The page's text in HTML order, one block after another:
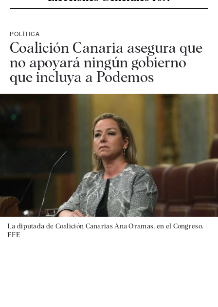
POLÍTICA
Coalición Canaria asegura que
no apoyará ningún gobierno
que incluya a Podemos
La diputada de Coalición Canarias Ana Oramas, en el Congreso. |
EFE